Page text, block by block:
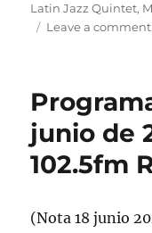
Latin Jazz Quintet,
Leave a comment
junio de
102.5fm
(Nota 18 junio